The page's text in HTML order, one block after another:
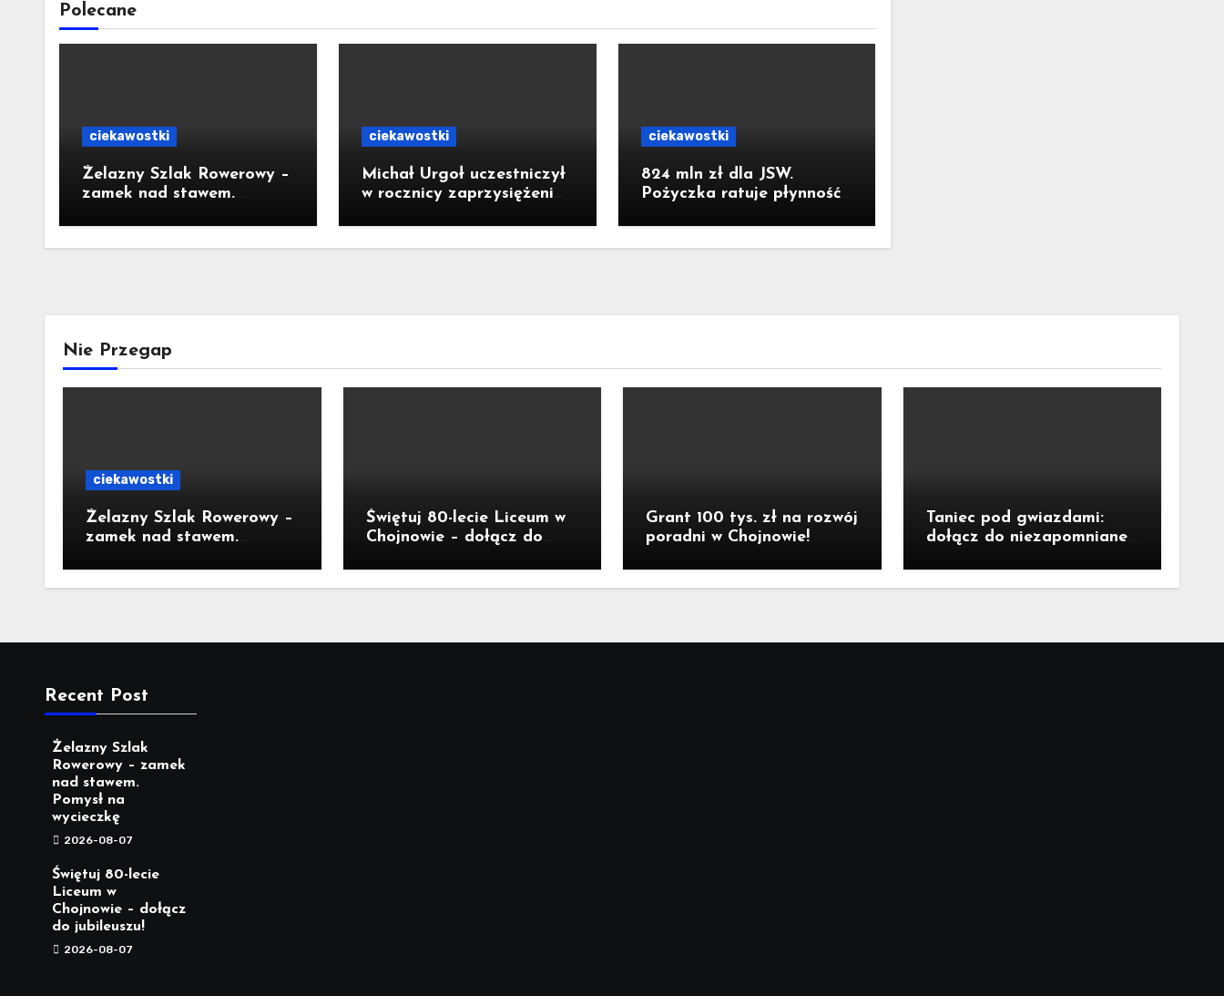
Polecane
ciekawostki
Żelazny Szlak Rowerowy –
zamek nad stawem.
ciekawostki
Michał Urgoł uczestniczył
w rocznicy zaprzysiężenia
Nawrockiego
ciekawostki
824 mln zł dla JSW.
Pożyczka ratuje płynność,
Nie Przegap
ciekawostki
Żelazny Szlak Rowerowy –
zamek nad stawem.
Świętuj 80-lecie Liceum w
Chojnowie – dołącz do
Grant 100 tys. zł na rozwój
poradni w Chojnowie!
Taniec pod gwiazdami:
dołącz do niezapomnianej
Neptuna!
Recent Post
Żelazny Szlak
Rowerowy – zamek
nad stawem.
Pomysł na
wycieczkę
2026-08-07
Świętuj 80-lecie
Liceum w
Chojnowie – dołącz
do jubileuszu!
2026-08-07